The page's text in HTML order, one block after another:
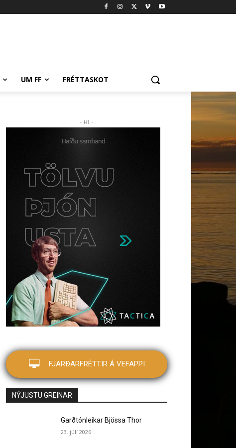
UM FF FRÉTTASKOT
- H1 -
FJARÐARFRÉTTIR Á VEFAPPI
NÝJUSTU GREINAR
Garðtónleikar Bjössa Thor
23. júlí 2026